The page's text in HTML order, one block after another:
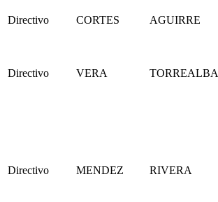
Directivo CORTES AGUIRRE
Directivo VERA TORREALBA
Directivo MENDEZ RIVERA